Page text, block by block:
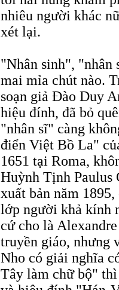
nhiêu người khác
xét lại.
"Nhân sinh", "nhân
mai mỉa chút nào.
soạn giả Ðào Duy
hiệu đính, đã bỏ
"nhân sĩ" càng
điển Việt Bồ La"
1651 tại Roma,
Huỳnh Tịnh
xuất bản năm
lớp người khả kính
cứ cho là
truyền giáo, nhưng
Nho có giải nghĩa
Tây làm chữ bộ"